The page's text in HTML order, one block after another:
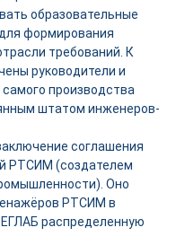
образовательные
формирования
требований. К
руководители и
производства
штатом инженеров-
соглашения
РТСИМ (создателем
Оно
РТСИМ в
распределенную